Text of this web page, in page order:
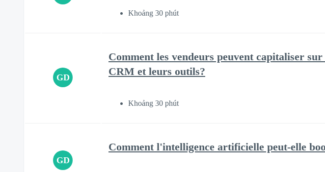
Khoảng 30 phút
GD
Comment les vendeurs peuvent capitaliser
CRM et leurs outils?
Khoảng 30 phút
GD
Comment l'intelligence artificielle peut-elle